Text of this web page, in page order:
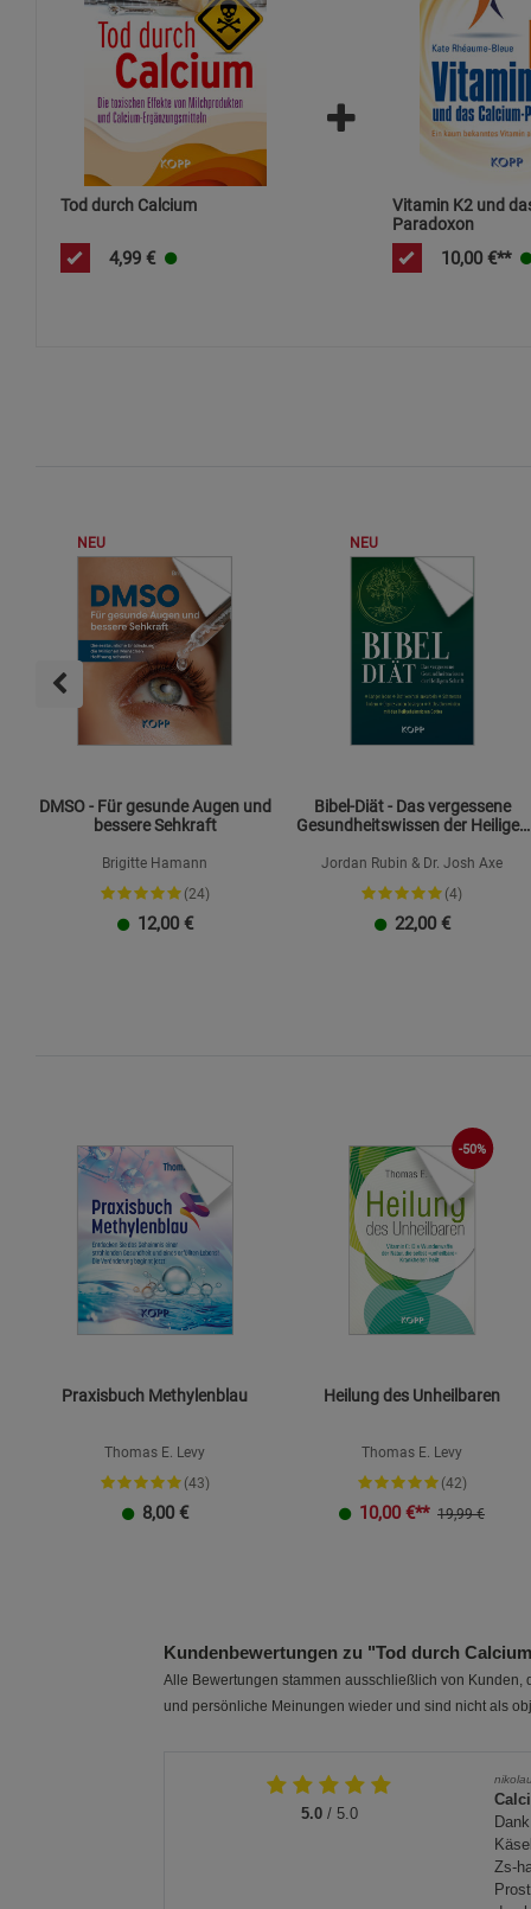
Tod durch Calcium
4,99 €
Vitamin K2 und
Paradoxon
10,00 €**
NEU
DMSO - Für gesunde Augen und
bessere Sehkraft
Brigitte Hamann
(24)
12,00 €
NEU
Bibel-Diät - Das vergessene
Gesundheitswissen der Heiligen
Jordan Rubin & Dr. Josh Axe
(4)
22,00 €
Praxisbuch Methylenblau
Thomas E. Levy
(43)
8,00 €
-50%
Heilung des Unheilbaren
Thomas E. Levy
(42)
10,00 €** 19,99 €
Kundenbewertungen zu "Tod durch
Alle Bewertungen stammen ausschließlich von
und persönliche Meinungen wieder und sind nicht als
5.0/ 5.0
Zs-